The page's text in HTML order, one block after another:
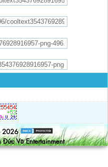
Vũ Entertainment